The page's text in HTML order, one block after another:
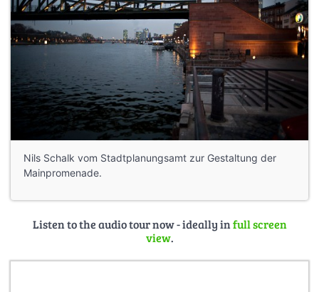
Nils Schalk vom Stadtplanungsamt zur Gestaltung der
Mainpromenade.
Listen to the audio tour now - ideally infull screen
view.